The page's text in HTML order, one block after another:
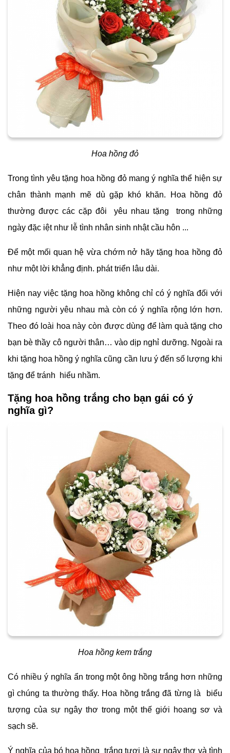
Hoa hồng đỏ
Trong tình yêu tặng hoa hồng đỏ mang ý nghĩa thể hiện sự
chân thành mạnh mẽ dù gặp khó khăn. Hoa hồng đỏ
thường được các cặp đôi yêu nhau tặng trong những
ngày đặc iệt như lễ tình nhân sinh nhật cầu hôn ...
Để một mối quan hệ vừa chớm nở hãy tặng hoa hồng đỏ
như một lời khẳng định. phát triển lâu dài.
Hiện nay việc tặng hoa hồng không chỉ có ý nghĩa đối với
những người yêu nhau mà còn có ý nghĩa rộng lớn hơn.
Theo đó loài hoa này còn được dùng để làm quà tặng cho
bạn bè thầy cô người thân… vào dịp nghỉ dưỡng. Ngoài ra
khi tặng hoa hồng ý nghĩa cũng cần lưu ý đến số lượng khi
tặng để tránh hiểu nhầm.
Tặng hoa hồng trắng cho bạn gái có ý
nghĩa gì?
Hoa hồng kem trắng
Có nhiều ý nghĩa ẩn trong một ông hồng trắng hơn những
gì chúng ta thường thấy. Hoa hồng trắng đã từng là biểu
tượng của sự ngây thơ trong một thế giới hoang sơ và
sạch sẽ.
Ý nghĩa của bó hoa hồng trắng tươi là sự ngây thơ và tình